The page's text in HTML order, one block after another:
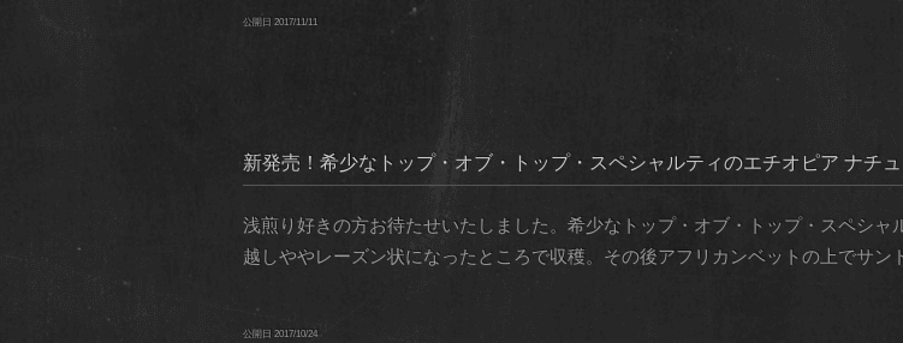
公開日 2017/11/11
新発売！希少なトップ・オブ・トップ・スペシャルティのエチオピア ナチ
浅煎り好きの方お待たせいたしました。希少なトップ・オブ・トップ・スペシ
越しややレーズン状になったところで収穫。その後アフリカンベットの上でサ
公開日 2017/10/24